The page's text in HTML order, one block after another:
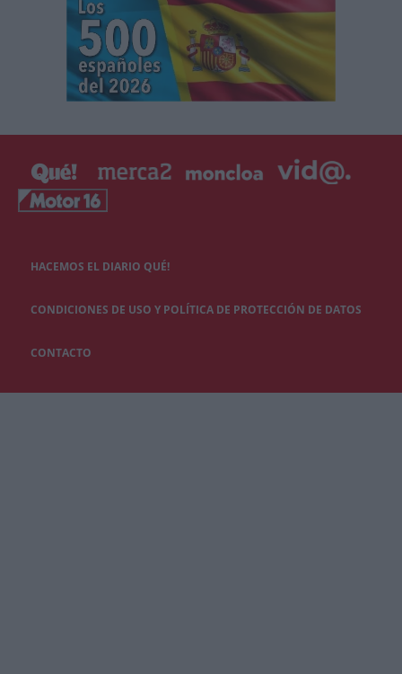
HACEMOS EL DIARIO QUÉ!
CONDICIONES DE USO Y POLÍTICA DE PROTECCIÓN DE DATOS
CONTACTO